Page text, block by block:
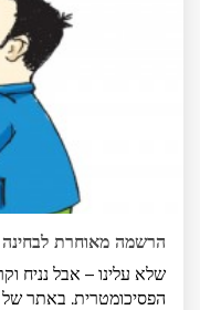
הרשמה מאוחרת לבחינה
שלא עלינו – אבל נניח
הפסיכומטרית. באתר של